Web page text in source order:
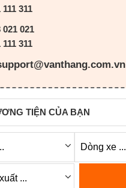
111 311
021 021
111 311
TIỆN CỦA BẠN